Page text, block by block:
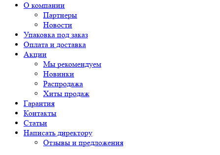
О компании
Партнеры
Новости
Упаковка под заказ
Оплата и доставка
Акции
Мы рекомендуем
Новинки
Распродажа
Хиты продаж
Гарантия
Контакты
Статьи
Написать директору
Отзывы и предложения